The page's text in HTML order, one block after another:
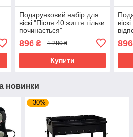
Подарунковий набір для
віскі "Після 40 життя тільки
починається"
896₴ 1 280 ₴
Купити
896
новинки
–30%